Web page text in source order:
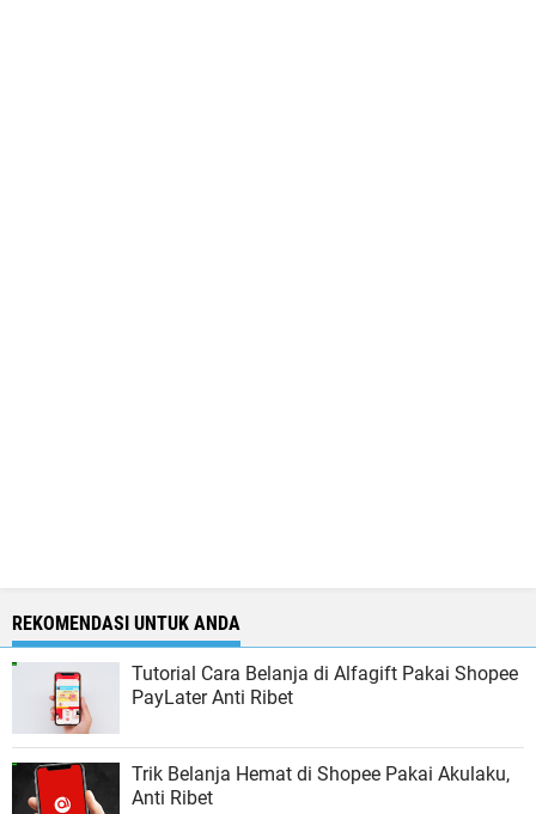
REKOMENDASI UNTUK ANDA
Tutorial Cara Belanja di Alfagift Pakai Shopee
PayLater Anti Ribet
Trik Belanja Hemat di Shopee Pakai Akulaku,
Anti Ribet